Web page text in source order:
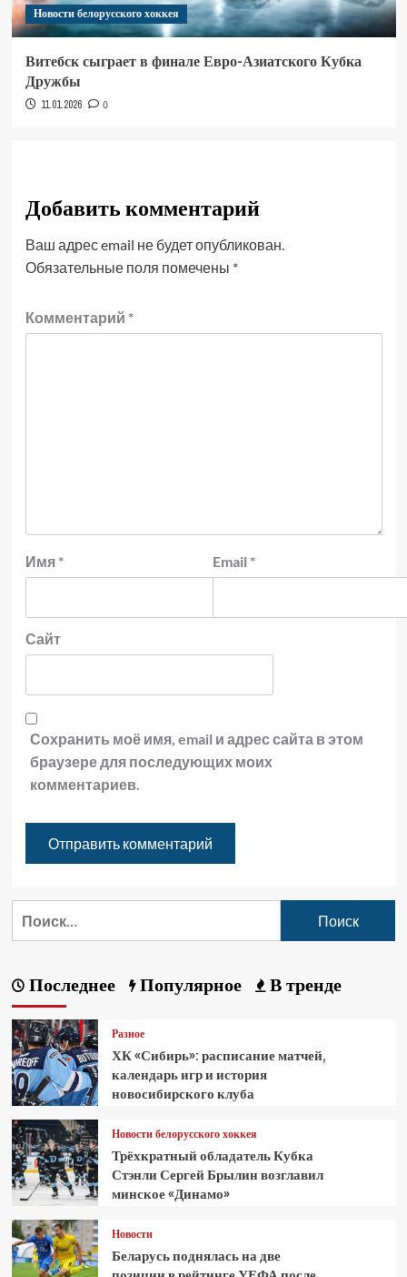
Новости белорусского хоккея
Витебск сыграет в финале Евро-Азиатского Кубка
Дружбы
11.01.2026 0
Добавить комментарий
Ваш адрес email не будет опубликован.
Обязательные поля помечены *
Комментарий *
Имя * Email *
Сайт
Сохранить моё имя, email и адрес сайта в этом
браузере для последующих моих
комментариев.
Последнее Популярное В тренде
Разное
ХК «Сибирь»: расписание матчей,
календарь игр и история
новосибирского клуба
Новости белорусского хоккея
Трёхкратный обладатель Кубка
Стэнли Сергей Брылин возглавил
минское «Динамо»
Новости
Беларусь поднялась на две